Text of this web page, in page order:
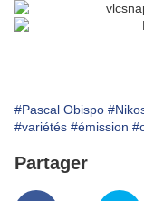
#Pascal Obispo
#variétés #émission
Partager